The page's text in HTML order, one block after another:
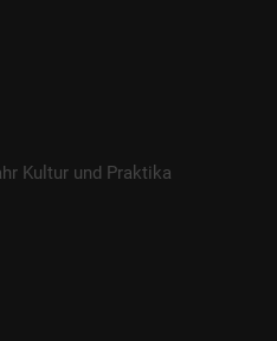
Kultur und Praktika